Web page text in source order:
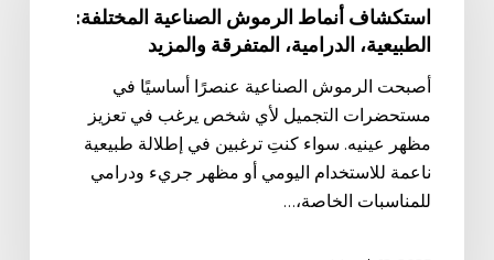
الصناعية
المختلفة:
الدرامية،
المتفرقة
والمزيد
استكشاف أنماط الرموش الصناعية المختلفة:
الطبيعية، الدرامية، المتفرقة والمزيد
أصبحت الرموش الصناعية عنصرًا أساسيًا في
مستحضرات التجميل لأي شخص يرغب في تعزيز
مظهر عينيه. سواء كنتِ ترغبين في إطلالة طبيعية
ناعمة للاستخدام اليومي أو مظهر جريء ودرامي
للمناسبات الخاصة،…